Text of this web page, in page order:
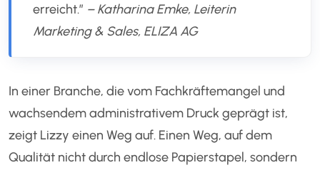
erreicht.” – Katharina Emke, Leiterin
Marketing & Sales, ELIZA AG
In einer Branche, die vom Fachkräftemangel und
wachsendem administrativem Druck geprägt ist,
zeigt Lizzy einen Weg auf. Einen Weg, auf dem
Qualität nicht durch endlose Papierstapel, sondern